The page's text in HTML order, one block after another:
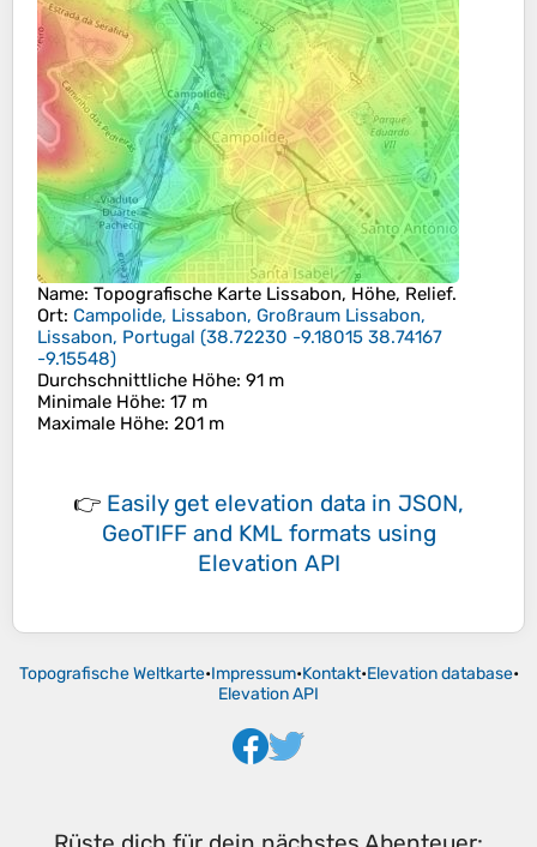
Name: Topografische Karte Lissabon, Höhe, Relief.
Ort: Campolide, Lissabon, Großraum Lissabon,
Lissabon, Portugal (38.72230 -9.18015 38.74167
-9.15548)
Durchschnittliche Höhe: 91 m
Minimale Höhe: 17 m
Maximale Höhe: 201 m
👉 Easily get elevation data in JSON,
GeoTIFF and KML formats using
Elevation API
Topografische Weltkarte•Impressum•Kontakt•Elevation database•
Elevation API